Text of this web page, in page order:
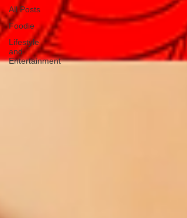
All Posts
Foodie
Lifestyle
and
Entertainment